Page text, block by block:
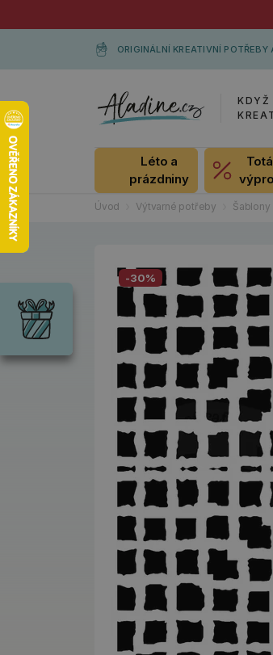
ORIGINÁLNÍ KREATIVNÍ POTŘEBY
KDYŽ
Léto a
prázdniny
Úvod Výtvarné potřeby Šablony
-30%
Dárky
Wrendale
Designs
Radost pro
příležitost
Chci si vybrat